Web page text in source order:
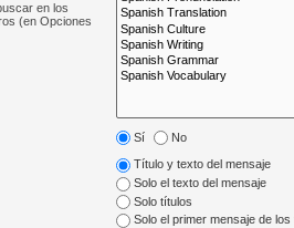
en los
(en Opciones
Sí No
Título y texto del mensaje
Solo el texto del mensaje
Solo títulos
Solo el primer mensaje de los